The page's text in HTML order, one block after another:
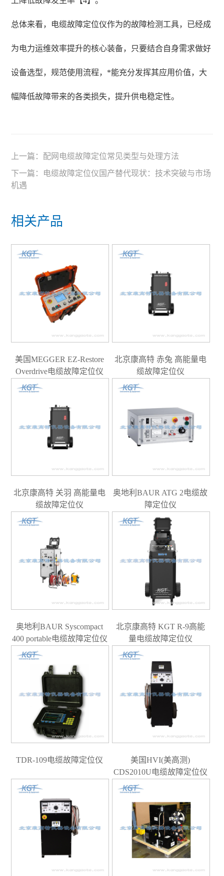
总体来看，电缆故障定位仪作为的故障检测工具，已经成
为电力运维效率提升的核心装备，只要结合自身需求做好
设备选型，规范使用流程，*能充分发挥其应用价值，大
幅降低故障带来的各类损失，提升供电稳定性。
上一篇： 配网电缆故障定位常见类型与处理方法
下一篇： 电缆故障定位仪国产替代现状：技术突破与市场
机遇
相关产品
美国MEGGER EZ-Restore
Overdrive电缆故障定位仪
北京康高特 赤兔 高能量电
缆故障定位仪
北京康高特 关羽 高能量电
缆故障定位仪
奥地利BAUR ATG 2电缆故
障定位仪
奥地利BAUR Syscompact
400 portable电缆故障定位仪
北京康高特 KGT R-9高能
量电缆故障定位仪
TDR-109电缆故障定位仪
美国HVI(美高测)
CDS2010U电缆故障定位仪